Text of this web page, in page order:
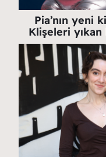
Pia’nın yeni
Klişeleri yıkan